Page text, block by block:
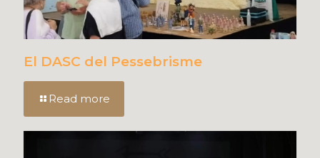
El DASC del Pessebrisme
Read more